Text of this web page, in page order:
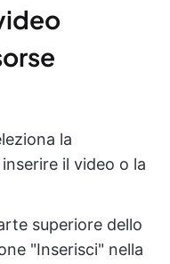
la
il video o la
superiore dello
"Inserisci" nella